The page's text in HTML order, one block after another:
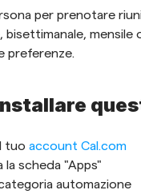
per prenotare
bisettimanale, mensile
preferenze.
tuo account Cal.com
la scheda "Apps"
automazione